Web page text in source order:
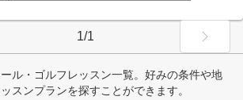
1/1
ル・ゴルフレッスン一覧。好みの条件や地
スンプランを探すことができます。